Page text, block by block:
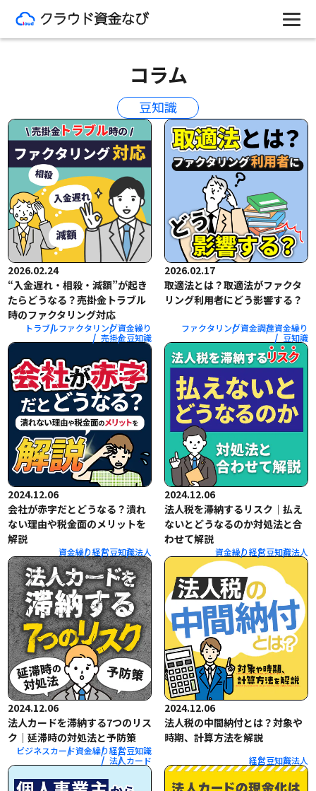
コラム
豆知識
2026.02.24
“入金遅れ・相殺・減額”が起き
たらどうなる？売掛金トラブル
時のファクタリング対応
トラブルファクタリング資金繰り
売掛金豆知識
2026.02.17
取適法とは？取適法がファクタ
リング利用者にどう影響する？
ファクタリング資金調達資金繰り
豆知識
2024.12.06
会社が赤字だとどうなる？潰れ
ない理由や税金面のメリットを
解説
資金繰り経営豆知識法人
2024.12.06
法人税を滞納するリスク｜払え
ないとどうなるのか対処法と合
わせて解説
資金繰り経営豆知識法人
2024.12.06
法人カードを滞納する7つのリス
ク｜延滞時の対処法と予防策
ビジネスカード資金繰り経営豆知識
法人カード
2024.12.06
法人税の中間納付とは？対象や
時期、計算方法を解説
経営豆知識法人